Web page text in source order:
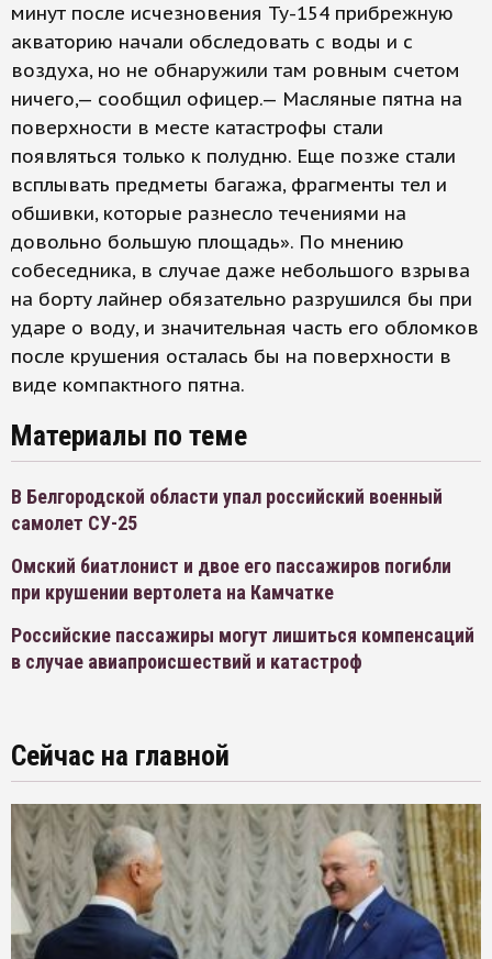
минут после исчезновения Ту-154 прибрежную
акваторию начали обследовать с воды и с
воздуха, но не обнаружили там ровным счетом
ничего,— сообщил офицер.— Масляные пятна на
поверхности в месте катастрофы стали
появляться только к полудню. Еще позже стали
всплывать предметы багажа, фрагменты тел и
обшивки, которые разнесло течениями на
довольно большую площадь». По мнению
собеседника, в случае даже небольшого взрыва
на борту лайнер обязательно разрушился бы при
ударе о воду, и значительная часть его обломков
после крушения осталась бы на поверхности в
виде компактного пятна.
Материалы по теме
В Белгородской области упал российский военный
самолет СУ-25
Омский биатлонист и двое его пассажиров погибли
при крушении вертолета на Камчатке
Российские пассажиры могут лишиться компенсаций
в случае авиапроисшествий и катастроф
Сейчас на главной